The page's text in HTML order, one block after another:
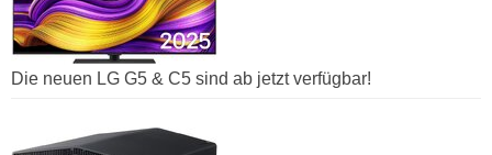
Die neuen LG G5 & C5 sind ab jetzt verfügbar!